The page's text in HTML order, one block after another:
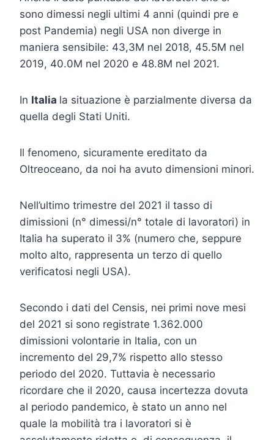
sono dimessi negli ultimi 4 anni (quindi pre e
post Pandemia) negli USA non diverge in
maniera sensibile: 43,3M nel 2018, 45.5M nel
2019, 40.0M nel 2020 e 48.8M nel 2021.
In Italia la situazione è parzialmente diversa da
quella degli Stati Uniti.
Il fenomeno, sicuramente ereditato da
Oltreoceano, da noi ha avuto dimensioni minori.
Nell’ultimo trimestre del 2021 il tasso di
dimissioni (n° dimessi/n° totale di lavoratori) in
Italia ha superato il 3% (numero che, seppure
molto alto, rappresenta un terzo di quello
verificatosi negli USA).
Secondo i dati del Censis, nei primi nove mesi
del 2021 si sono registrate 1.362.000
dimissioni volontarie in Italia, con un
incremento del 29,7% rispetto allo stesso
periodo del 2020. Tuttavia è necessario
ricordare che il 2020, causa incertezza dovuta
al periodo pandemico, è stato un anno nel
quale la mobilità tra i lavoratori si è